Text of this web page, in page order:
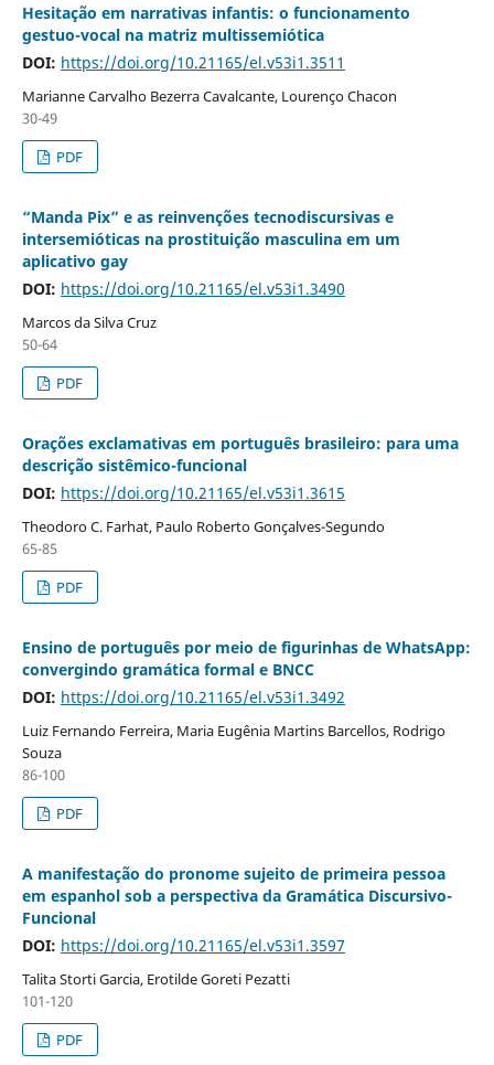
Hesitação em narrativas infantis: o funcionamento
gestuo-vocal na matriz multissemiótica
DOI: https://doi.org/10.21165/el.v53i1.3511
Marianne Carvalho Bezerra Cavalcante, Lourenço Chacon
30-49
PDF
“Manda Pix” e as reinvenções tecnodiscursivas e
intersemióticas na prostituição masculina em um
aplicativo gay
DOI: https://doi.org/10.21165/el.v53i1.3490
Marcos da Silva Cruz
50-64
PDF
Orações exclamativas em português brasileiro: para uma
descrição sistêmico-funcional
DOI: https://doi.org/10.21165/el.v53i1.3615
Theodoro C. Farhat, Paulo Roberto Gonçalves-Segundo
65-85
PDF
Ensino de português por meio de figurinhas de WhatsApp:
convergindo gramática formal e BNCC
DOI: https://doi.org/10.21165/el.v53i1.3492
Luiz Fernando Ferreira, Maria Eugênia Martins Barcellos, Rodrigo
Souza
86-100
PDF
A manifestação do pronome sujeito de primeira pessoa
em espanhol sob a perspectiva da Gramática Discursivo-
Funcional
DOI: https://doi.org/10.21165/el.v53i1.3597
Talita Storti Garcia, Erotilde Goreti Pezatti
101-120
PDF